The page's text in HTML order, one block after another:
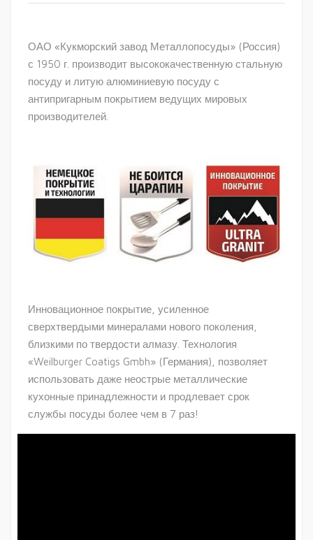
ОАО «Кукморский завод Металлопосуды» (Россия)
с 1950 г. производит высококачественную стальную
посуду и литую алюминиевую посуду с
антипригарным покрытием ведущих мировых
производителей.
Инновационное покрытие, усиленное
сверхтвердыми минералами нового поколения,
близкими по твердости алмазу. Технология
«Weilburger Coatigs Gmbh» (Германия), позволяет
использовать даже неострые металлические
кухонные принадлежности и продлевает срок
службы посуды более чем в 7 раз!